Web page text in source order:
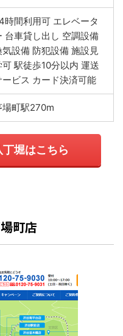
時間利用可 エレベータ
台車貸し出し 空調設備
気設備 防犯設備 施設見
可 駅徒歩10分以内 運送
ービス カード決済可能
場町駅270m
堀はこちら
町店